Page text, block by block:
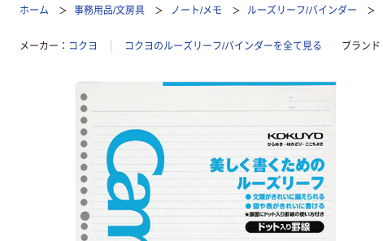
ホーム 事務用品/文房具 ノート/メモ ルーズリーフ/バインダー
メーカー コクヨ コクヨのルーズリーフ/バインダーを全て見る ブランド